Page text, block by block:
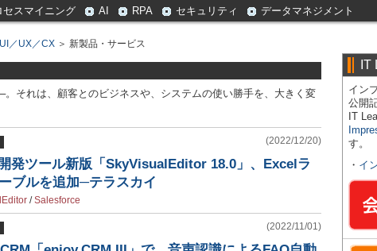
セスマイニング AI RPA セキュリティ データマネジメント
UI／UX／CX ＞ 新製品・サービス
。それは、顧客とのビジネスや、システムの使い勝手を、大きく変
(2022/12/20)
発ツール新版「SkyVisualEditor 18.0」、Excelラ
ブルを追加─テラスカイ
/Salesforce
(2022/11/01)
IT
イン
公開
IT
す。
・ イ